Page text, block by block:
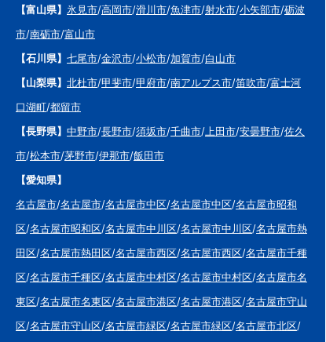
【富山県】 氷見市/高岡市/滑川市/魚津市/射水市/小矢部市/砺波
市/南砺市/富山市
【石川県】 七尾市/金沢市/小松市/加賀市/白山市
【山梨県】 北杜市/甲斐市/甲府市/南アルプス市/笛吹市/富士河
口湖町/都留市
【長野県】 中野市/長野市/須坂市/千曲市/ 上田市/安曇野市/佐久
市/松本市/茅野市/伊那市/飯田市
【愛知県】
名古屋市/名古屋市/名古屋市中区/名古屋市中区/名古屋市昭和
区/名古屋市昭和区/名古屋市中川区/名古屋市中川区/名古屋市熱
田区/名古屋市熱田区/名古屋市西区/名古屋市西区/名古屋市千種
区/名古屋市千種区/名古屋市中村区/名古屋市中村区/名古屋市名
東区/名古屋市名東区/名古屋市港区/名古屋市港区/名古屋市守山
区/名古屋市守山区/名古屋市緑区/名古屋市緑区/名古屋市北区/